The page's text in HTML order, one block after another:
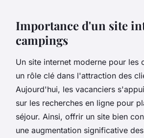
Importance d'un site
campings
Un site internet moderne pour les
un rôle clé dans l'attraction des
Aujourd'hui, les vacanciers
sur les recherches en ligne pour
séjour. Ainsi, offrir un site bien
une augmentation significative